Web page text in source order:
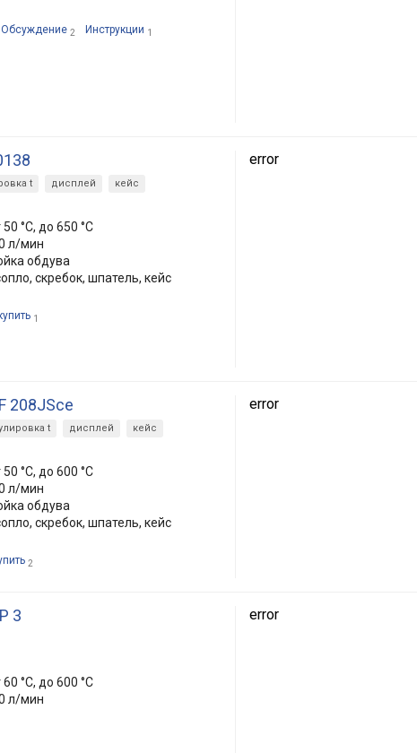
Обсуждение 2 Инструкции 1
t дисплей кейс
50 °C, до 650 °C
л/мин
обдува
скребок, шпатель, кейс
1
error
208JSce
t дисплей кейс
50 °C, до 600 °C
л/мин
обдува
скребок, шпатель, кейс
2
error
3
60 °C, до 600 °C
л/мин
error